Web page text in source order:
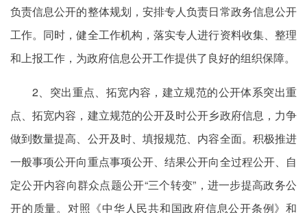
负责信息公开的整体规划，安排专人负责日常政务信息公开
工作。同时，健全工作机构，落实专人进行资料收集、整理
和上报工作，为政府信息公开工作提供了良好的组织保障。
2、突出重点、拓宽内容，建立规范的公开体系突出重
点、拓宽内容，建立规范的公开及时公开乡政府信息，力争
做到数量提高、公开及时、填报规范、内容全面。积极推进
一般事项公开向重点事项公开、结果公开向全过程公开、自
定公开内容向群众点题公开“三个转变”，进一步提高政务公
开的质量。对照《中华人民共和国政府信息公开条例》和